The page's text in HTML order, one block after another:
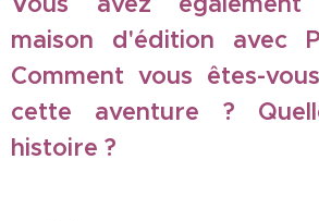
maison d'édition avec
Comment vous êtes-
cette aventure ?
histoire ?